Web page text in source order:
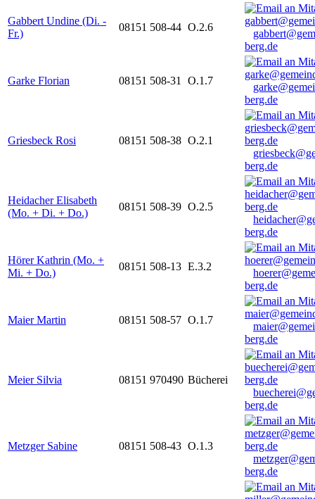
Gabbert Undine (Di. -
Fr.)
08151 508-44 O.2.6
berg.de
Garke Florian 08151 508-31 O.1.7
berg.de
Griesbeck Rosi 08151 508-38 O.2.1
berg.de
Heidacher Elisabeth
(Mo. + Di. + Do.)
08151 508-39 O.2.5
berg.de
Hörer Kathrin (Mo. +
Mi. + Do.)
08151 508-13 E.3.2
berg.de
Maier Martin 08151 508-57 O.1.7
berg.de
Meier Silvia 08151 970490 Bücherei
berg.de
Metzger Sabine 08151 508-43 O.1.3
berg.de